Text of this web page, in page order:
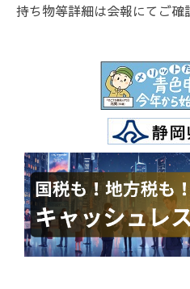
持ち物等詳細は会報にてご確